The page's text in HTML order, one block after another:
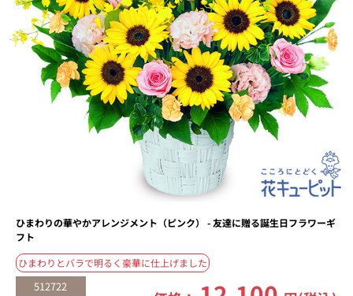
ひまわりの華やかアレンジメント（ピンク） - 友達に贈る誕生日フラワーギ
フト
ひまわりとバラで明るく豪華に仕上げました
512722